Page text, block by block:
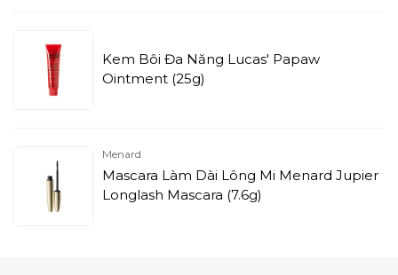
Kem Bôi Đa Năng Lucas' Papaw
Ointment (25g)
Menard
Mascara Làm Dài Lông Mi Menard Jupier
Longlash Mascara (7.6g)